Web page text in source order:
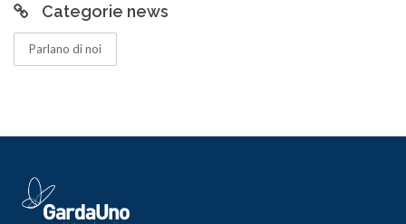
Categorie news
Parlano di noi